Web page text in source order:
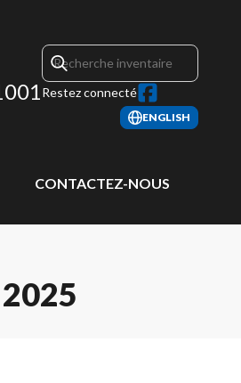
Restez connecté
ENGLISH
CONTACTEZ-NOUS